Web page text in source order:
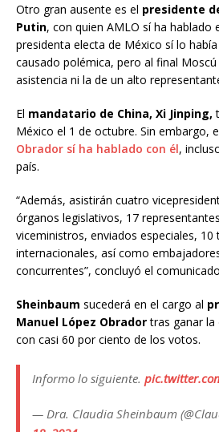
Otro gran ausente es el presidente
Putin, con quien AMLO sí ha hablado
presidenta electa de México sí lo
causado polémica, pero al final
asistencia ni la de un alto
El mandatario de China, Xi Jinping,
México el 1 de octubre. Sin embargo,
Obrador sí ha hablado con él,
país.
“Además, asistirán cuatro
órganos legislativos, 17
viceministros, enviados especiales,
internacionales, así como
concurrentes”, concluyó el
Sheinbaum sucederá en el cargo al
Manuel López Obradortras ganar la
con casi 60 por ciento de los votos.
Informo lo siguiente.
— Dra. Claudia Sheinbaum